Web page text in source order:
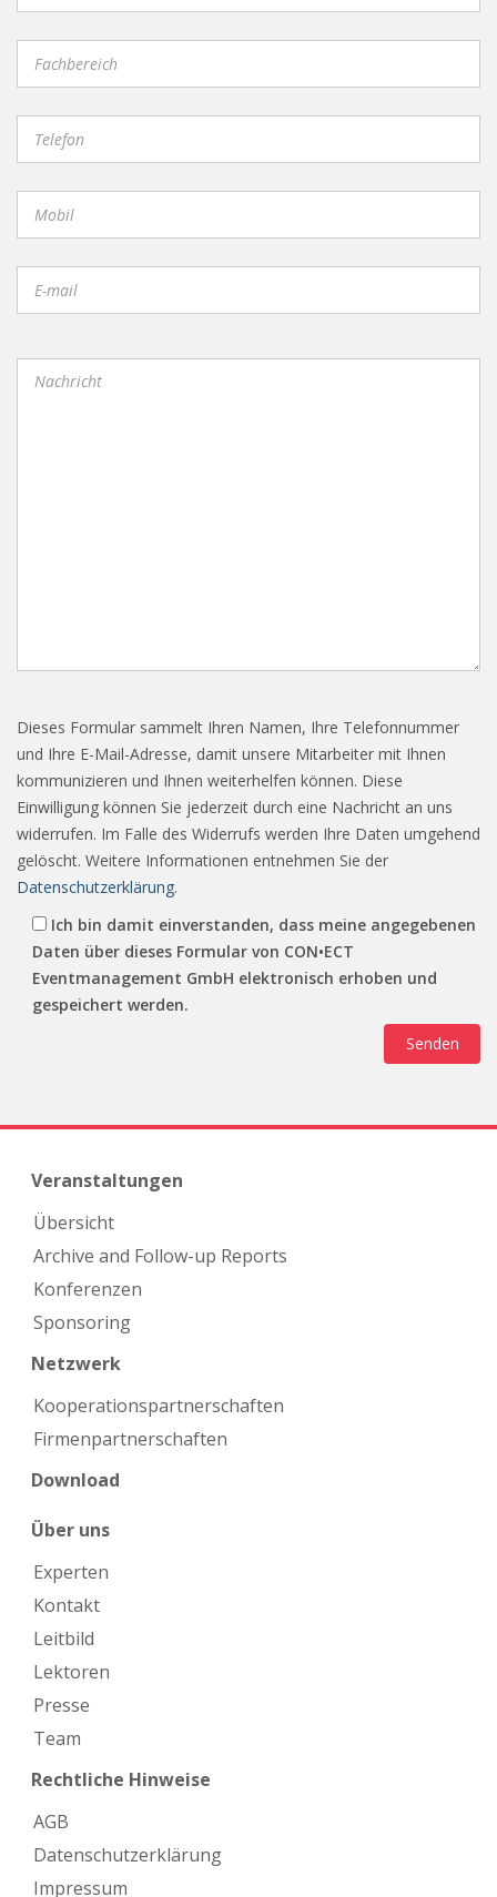
Dieses Formular sammelt Ihren Namen, Ihre Telefonnummer
und Ihre E-Mail-Adresse, damit unsere Mitarbeiter mit Ihnen
kommunizieren und Ihnen weiterhelfen können. Diese
Einwilligung können Sie jederzeit durch eine Nachricht an uns
widerrufen. Im Falle des Widerrufs werden Ihre Daten umgehend
gelöscht. Weitere Informationen entnehmen Sie der
Datenschutzerklärung.
Ich bin damit einverstanden, dass meine angegebenen
Daten über dieses Formular von CON•ECT
Eventmanagement GmbH elektronisch erhoben und
gespeichert werden.
Veranstaltungen
Übersicht
Archive and Follow-up Reports
Konferenzen
Sponsoring
Netzwerk
Kooperations­partnerschaften
Firmen­partnerschaften
Download
Über uns
Experten
Kontakt
Leitbild
Lektoren
Presse
Team
Rechtliche Hinweise
AGB
Datenschutzerklärung
Impressum